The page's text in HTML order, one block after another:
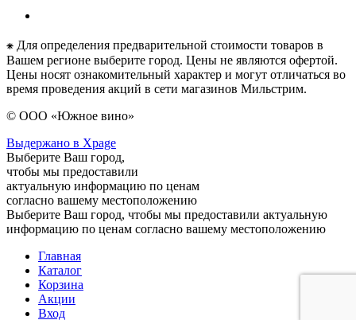
⁕ Для определения предварительной стоимости товаров в
Вашем регионе выберите город. Цены не являются офертой.
Цены носят ознакомительный характер и могут отличаться во
время проведения акций в сети магазинов Мильстрим.
© ООО «Южное вино»
Выдержано в Xpage
Выберите Ваш город,
чтобы мы предоставили
актуальную информацию по ценам
согласно вашему местоположению
Выберите Ваш город, чтобы мы предоставили актуальную
информацию по ценам согласно вашему местоположению
Главная
Каталог
Корзина
Акции
Вход